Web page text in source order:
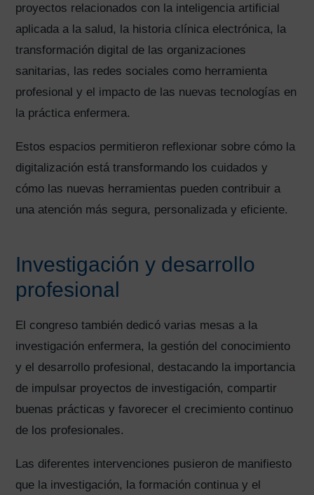
proyectos relacionados con la inteligencia artificial
aplicada a la salud, la historia clínica electrónica, la
transformación digital de las organizaciones
sanitarias, las redes sociales como herramienta
profesional y el impacto de las nuevas tecnologías en
la práctica enfermera.
Estos espacios permitieron reflexionar sobre cómo la
digitalización está transformando los cuidados y
cómo las nuevas herramientas pueden contribuir a
una atención más segura, personalizada y eficiente.
Investigación y desarrollo
profesional
El congreso también dedicó varias mesas a la
investigación enfermera, la gestión del conocimiento
y el desarrollo profesional, destacando la importancia
de impulsar proyectos de investigación, compartir
buenas prácticas y favorecer el crecimiento continuo
de los profesionales.
Las diferentes intervenciones pusieron de manifiesto
que la investigación, la formación continua y el